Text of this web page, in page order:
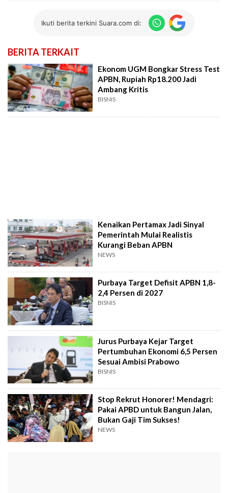
Ikuti berita terkini Suara.com di:
BERITA TERKAIT
Ekonom UGM Bongkar Stress Test
APBN, Rupiah Rp18.200 Jadi
Ambang Kritis
BISNIS
Kenaikan Pertamax Jadi Sinyal
Pemerintah Mulai Realistis
Kurangi Beban APBN
NEWS
Purbaya Target Defisit APBN 1,8-
2,4 Persen di 2027
BISNIS
Jurus Purbaya Kejar Target
Pertumbuhan Ekonomi 6,5 Persen
Sesuai Ambisi Prabowo
BISNIS
Stop Rekrut Honorer! Mendagri:
Pakai APBD untuk Bangun Jalan,
Bukan Gaji Tim Sukses!
NEWS